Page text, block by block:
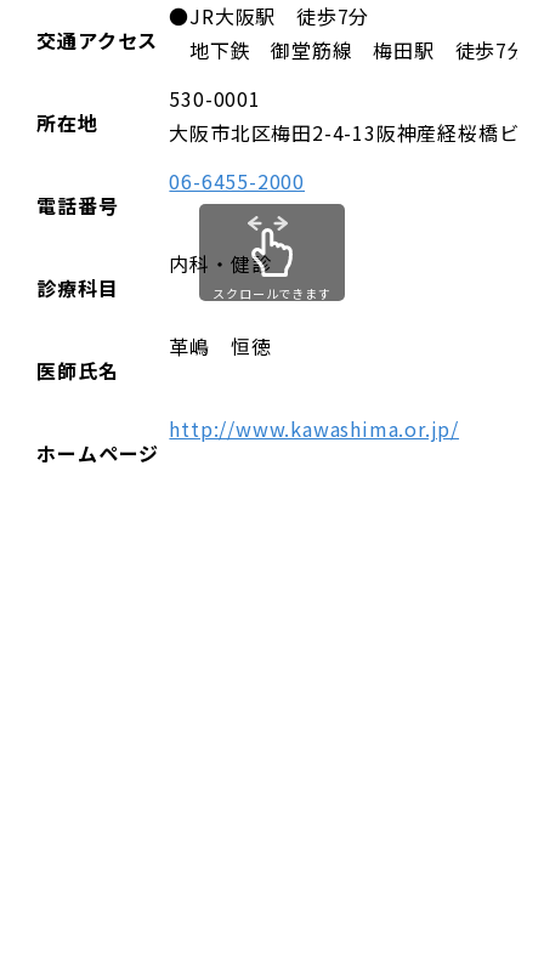
交通アクセス
●JR大阪駅 徒歩7分
地下鉄 御堂筋線 梅田駅 徒歩7分
所在地
530-0001
大阪市北区梅田2-4-13阪神産経桜橋ビ
電話番号
06-6455-2000
診療科目
内科・健診
医師氏名
革嶋 恒徳
ホームページ
http://www.kawashima.or.jp/
スクロールできます